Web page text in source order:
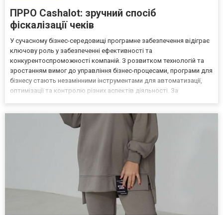
ПРРО Cashalot: зручний спосіб
фіскалізації чеків
У сучасному бізнес-середовищі програмне забезпечення відіграє
ключову роль у забезпеченні ефективності та
конкурентоспроможності компаній. З розвитком технологій та
зростанням вимог до управління бізнес-процесами, програми для
бізнесу стають незамінними інструментами для автоматизації,
оптимізації та контролю різних аспектів діяльності. За